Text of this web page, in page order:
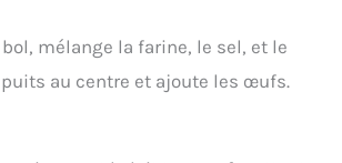
mélange la farine, le sel, et le
au centre et ajoute les œufs.